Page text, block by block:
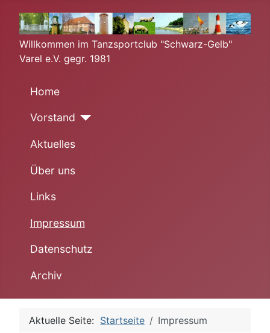
Willkommen im Tanzsportclub "Schwarz-Gelb"
Varel e.V. gegr. 1981
Home
Vorstand
Aktuelles
Über uns
Links
Impressum
Datenschutz
Archiv
Aktuelle Seite: Startseite Impressum